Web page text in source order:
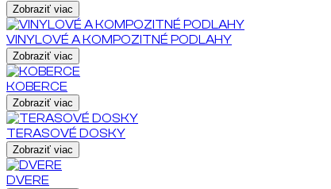
Zobraziť viac
VINYLOVÉ A KOMPOZITNÉ PODLAHY
Zobraziť viac
KOBERCE
Zobraziť viac
TERASOVÉ DOSKY
Zobraziť viac
DVERE